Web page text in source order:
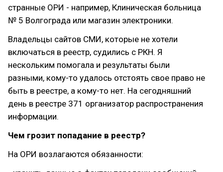
странные ОРИ - например, Клиническая больница
№ 5 Волгограда или магазин электроники.
Владельцы сайтов СМИ, которые не хотели
включаться в реестр, судились с РКН. Я
нескольким помогала и результаты были
разными, кому-то удалось отстоять свое право не
быть в реестре, а кому-то нет. На сегодняшний
день в реестре 371 организатор распространения
информации.
Чем грозит попадание в реестр?
На ОРИ возлагаются обязанности: